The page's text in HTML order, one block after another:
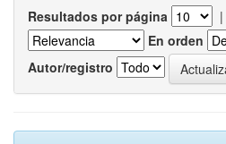
Resultados por página |
En orden
Autor/registro